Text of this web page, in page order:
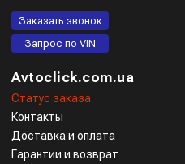
Заказать звонок
Запрос по VIN
Avtoclick.com.ua
Статус заказа
Контакты
Доставка и оплата
Гарантии и возврат